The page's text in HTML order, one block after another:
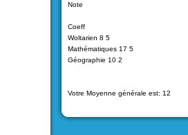
Note
Coeff
Woltarien 8 5
Mathématiques 17 5
Géographie 10 2
Votre Moyenne générale est: 12